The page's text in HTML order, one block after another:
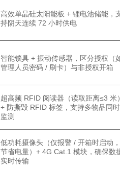
高效单晶硅太阳能板 + 锂电池储能，
持阴天连续 72 小时供电
智能锁具 + 振动传感器，区分授权（
管理人员密码 / 刷卡）与非授权开箱
超高频 RFID 阅读器（读取距离≤3 米
+ 防撕毁 RFID 标签，支持多物品同时
监测
低功耗摄像头（仅报警 / 开箱时启动
节省电量）+ 4G Cat.1 模块，确保数
实时传输